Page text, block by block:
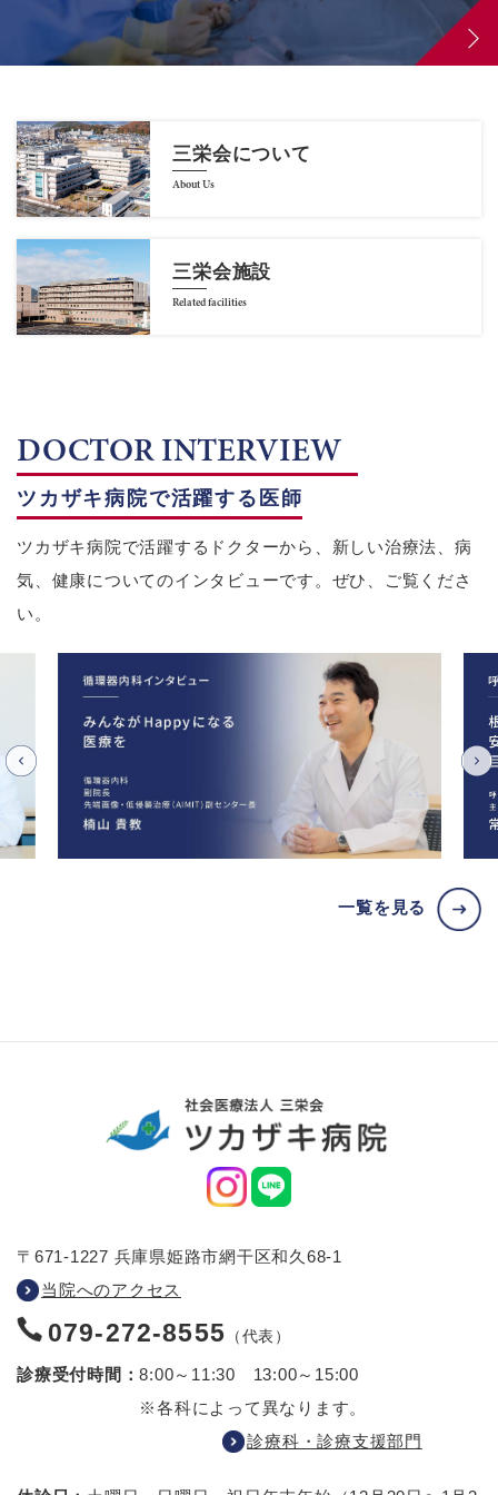
三栄会について
About Us
三栄会施設
Related facilities
DOCTOR INTERVIEW
ツカザキ病院で活躍する医師
ツカザキ病院で活躍するドクターから、新しい治療法、病
気、健康についてのインタビューです。ぜひ、ご覧くださ
い。
一覧を見る
〒671-1227 兵庫県姫路市網干区和久68-1
当院へのアクセス
079-272-8555 （代表）
診療受付時間：8:00～11:30 13:00～15:00
※各科によって異なります。
診療科・診療支援部門